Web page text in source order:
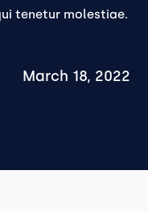
tenetur molestiae.
March 18, 2022